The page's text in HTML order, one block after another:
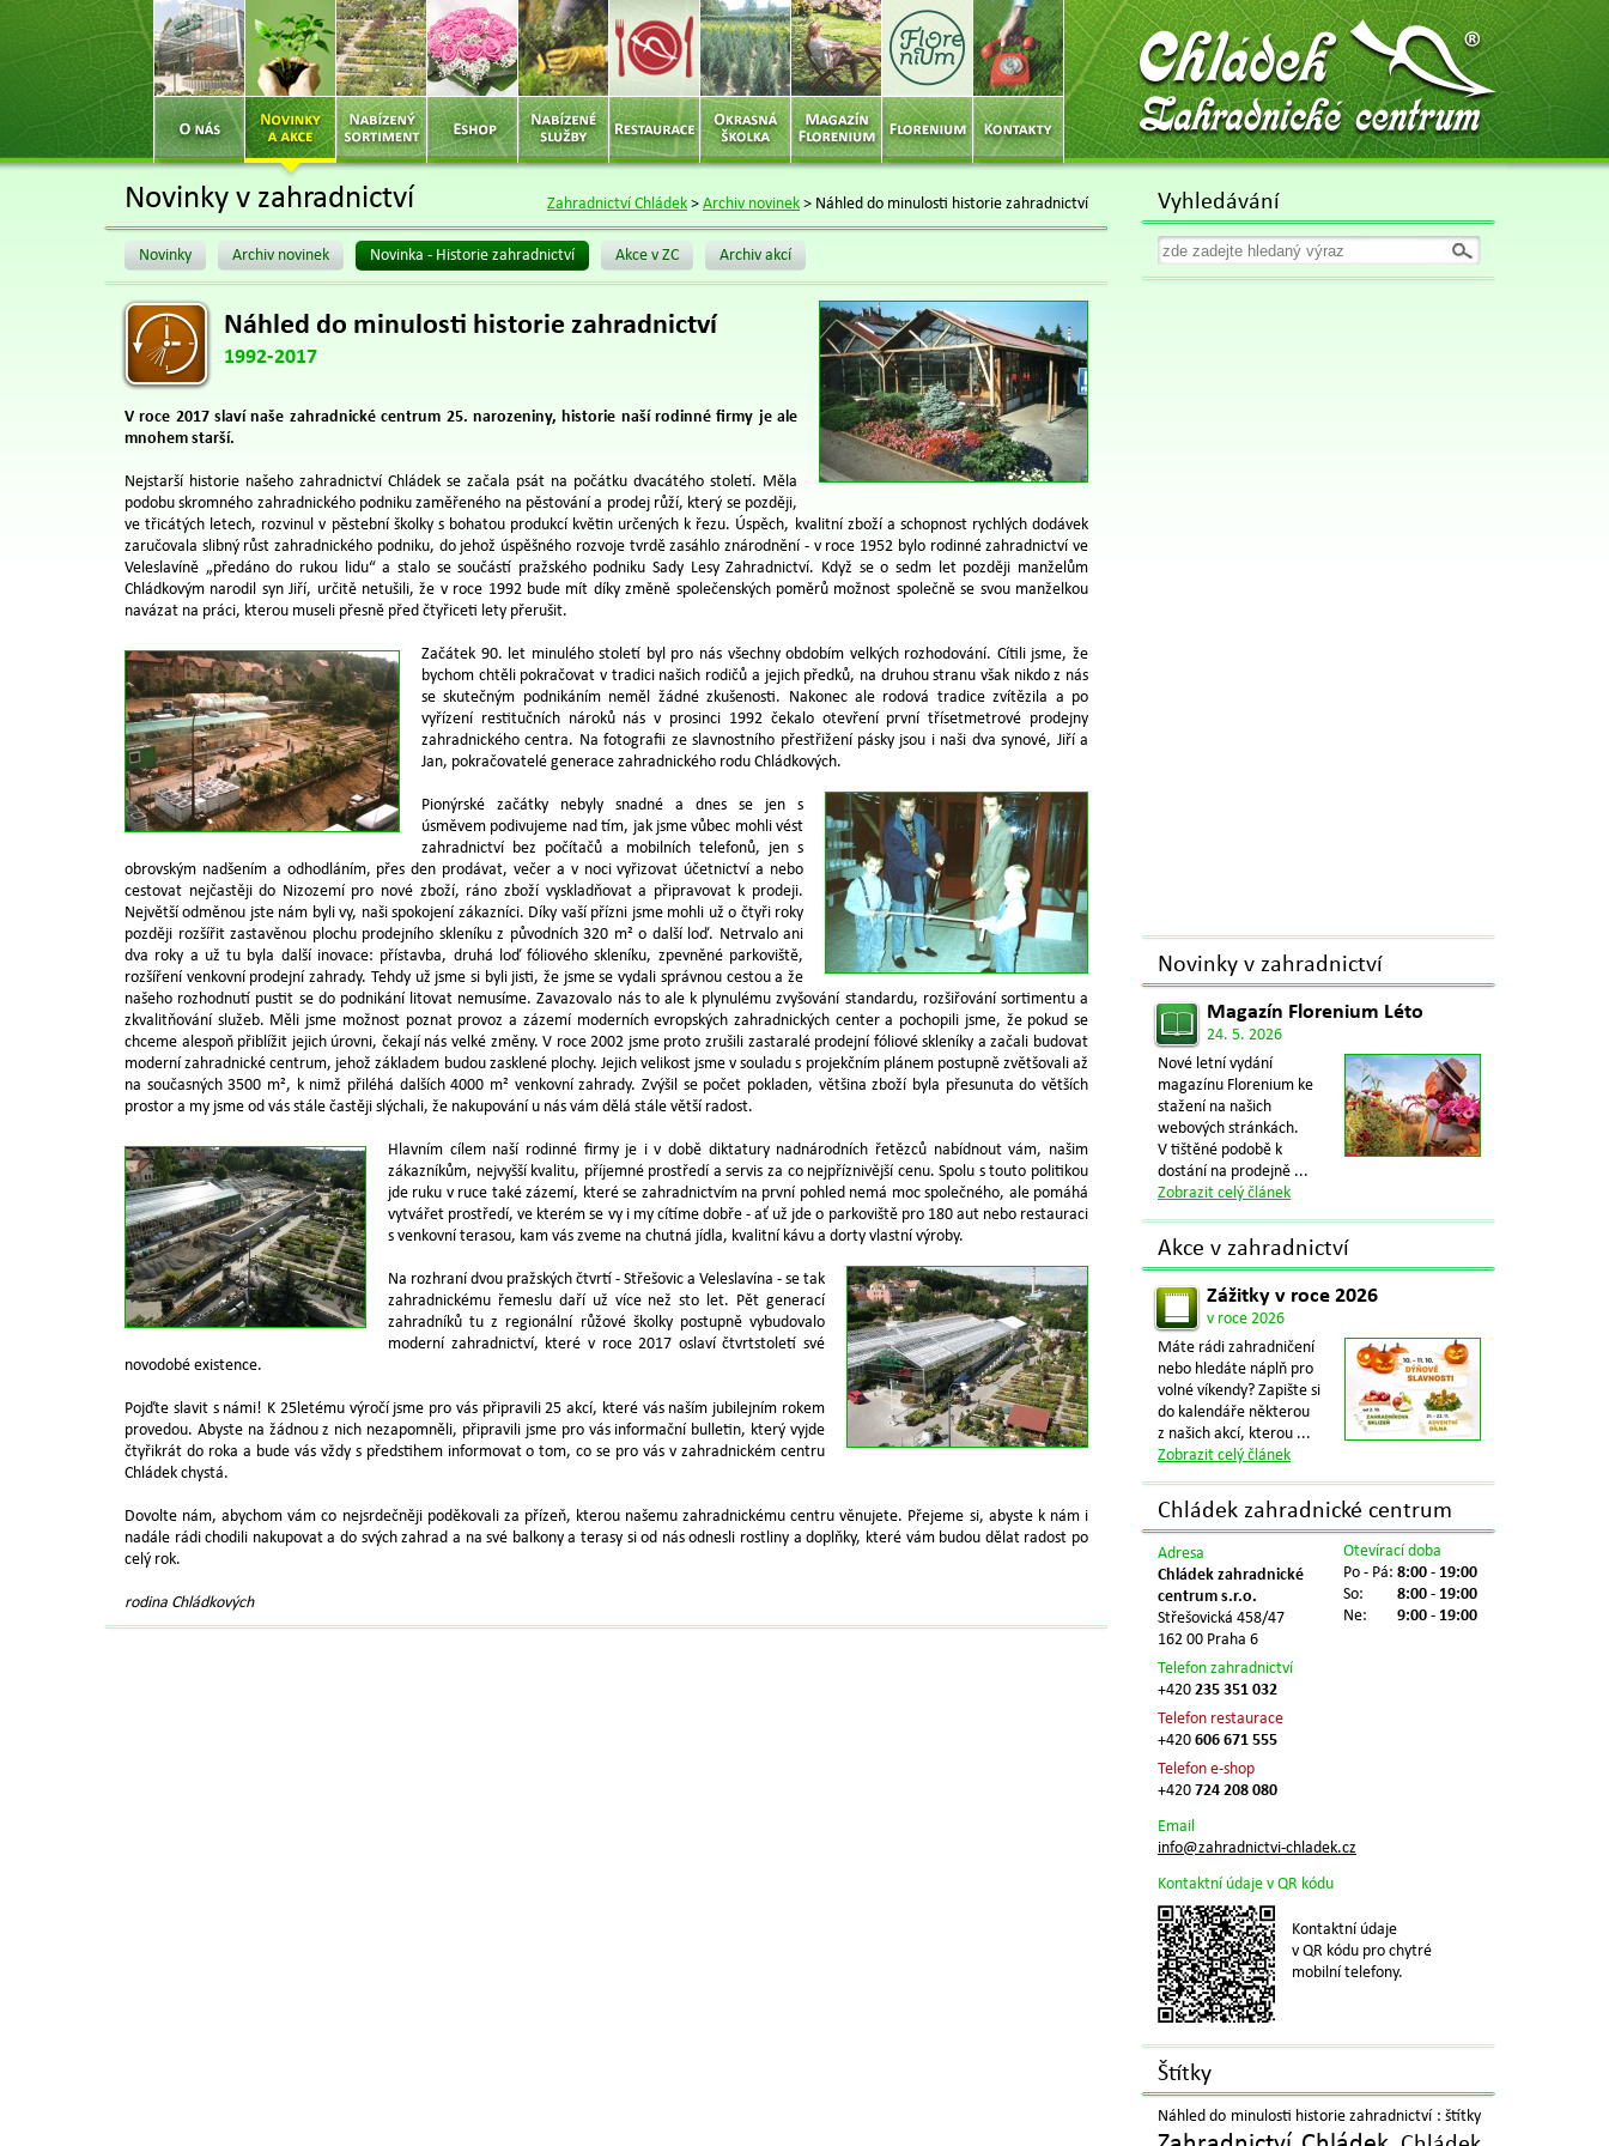
Chládek
Zahradnické centrum
Zahradnictví Chládek > Archiv novinek > Náhled do minulosti historie zahradnictví
Novinky v zahradnictví
Novinky Archiv novinek Novinka - Historie zahradnictví Akce v ZC Archiv akcí
Náhled do minulosti historie zahradnictví
1992-2017
V roce 2017 slaví naše zahradnické centrum 25. narozeniny, historie naší rodinné firmy je ale
mnohem starší.
Nejstarší historie našeho zahradnictví Chládek se začala psát na počátku dvacátého století. Měla
podobu skromného zahradnického podniku zaměřeného na pěstování a prodej růží, který se později,
ve třicátých letech, rozvinul v pěstební školky s bohatou produkcí květin určených k řezu. Úspěch, kvalitní zboží a schopnost rychlých dodávek
zaručovala slibný růst zahradnického podniku, do jehož úspěšného rozvoje tvrdě zasáhlo znárodnění - v roce 1952 bylo rodinné zahradnictví ve
Veleslavíně „předáno do rukou lidu“ a stalo se součástí pražského podniku Sady Lesy Zahradnictví. Když se o sedm let později manželům
Chládkovým narodil syn Jiří, určitě netušili, že v roce 1992 bude mít díky změně společenských poměrů možnost společně se svou manželkou
navázat na práci, kterou museli přesně před čtyřiceti lety přerušit.
Začátek 90. let minulého století byl pro nás všechny obdobím velkých rozhodování. Cítili jsme, že
bychom chtěli pokračovat v tradici našich rodičů a jejich předků, na druhou stranu však nikdo z nás
se skutečným podnikáním neměl žádné zkušenosti. Nakonec ale rodová tradice zvítězila a po
vyřízení restitučních nároků nás v prosinci 1992 čekalo otevření první třísetmetrové prodejny
zahradnického centra. Na fotografii ze slavnostního přestřižení pásky jsou i naši dva synové, Jiří a
Jan, pokračovatelé generace zahradnického rodu Chládkových.
Pionýrské začátky nebyly snadné a dnes se jen s
úsměvem podivujeme nad tím, jak jsme vůbec mohli vést
zahradnictví bez počítačů a mobilních telefonů, jen s
obrovským nadšením a odhodláním, přes den prodávat, večer a v noci vyřizovat účetnictví a nebo
cestovat nejčastěji do Nizozemí pro nové zboží, ráno zboží vyskladňovat a připravovat k prodeji.
Největší odměnou jste nám byli vy, naši spokojení zákazníci. Díky vaší přízni jsme mohli už o čtyři roky
později rozšířit zastavěnou plochu prodejního skleníku z původních 320 m² o další loď. Netrvalo ani
dva roky a už tu byla další inovace: přístavba, druhá loď fóliového skleníku, zpevněné parkoviště,
rozšíření venkovní prodejní zahrady. Tehdy už jsme si byli jisti, že jsme se vydali správnou cestou a že
našeho rozhodnutí pustit se do podnikání litovat nemusíme. Zavazovalo nás to ale k plynulému zvyšování standardu, rozšiřování sortimentu a
zkvalitňování služeb. Měli jsme možnost poznat provoz a zázemí moderních evropských zahradnických center a pochopili jsme, že pokud se
chceme alespoň přiblížit jejich úrovni, čekají nás velké změny. V roce 2002 jsme proto zrušili zastaralé prodejní fóliové skleníky a začali budovat
moderní zahradnické centrum, jehož základem budou zasklené plochy. Jejich velikost jsme v souladu s projekčním plánem postupně zvětšovali až
na současných 3500 m², k nimž přiléhá dalších 4000 m² venkovní zahrady. Zvýšil se počet pokladen, většina zboží byla přesunuta do větších
prostor a my jsme od vás stále častěji slýchali, že nakupování u nás vám dělá stále větší radost.
Hlavním cílem naší rodinné firmy je i v době diktatury nadnárodních řetězců nabídnout vám, našim
zákazníkům, nejvyšší kvalitu, příjemné prostředí a servis za co nejpříznivější cenu. Spolu s touto politikou
jde ruku v ruce také zázemí, které se zahradnictvím na první pohled nemá moc společného, ale pomáhá
vytvářet prostředí, ve kterém se vy i my cítíme dobře - ať už jde o parkoviště pro 180 aut nebo restauraci
s venkovní terasou, kam vás zveme na chutná jídla, kvalitní kávu a dorty vlastní výroby.
Na rozhraní dvou pražských čtvrtí - Střešovic a Veleslavína - se tak
zahradnickému řemeslu daří už více než sto let. Pět generací
zahradníků tu z regionální růžové školky postupně vybudovalo
moderní zahradnictví, které v roce 2017 oslaví čtvrtstoletí své
novodobé existence.
Pojďte slavit s námi! K 25letému výročí jsme pro vás připravili 25 akcí, které vás naším jubilejním rokem
provedou. Abyste na žádnou z nich nezapomněli, připravili jsme pro vás informační bulletin, který vyjde
čtyřikrát do roka a bude vás vždy s předstihem informovat o tom, co se pro vás v zahradnickém centru
Chládek chystá.
Dovolte nám, abychom vám co nejsrdečněji poděkovali za přízeň, kterou našemu zahradnickému centru věnujete. Přejeme si, abyste k nám i
nadále rádi chodili nakupovat a do svých zahrad a na své balkony a terasy si od nás odnesli rostliny a doplňky, které vám budou dělat radost po
celý rok.
rodina Chládkových
Vyhledávání
Novinky v zahradnictví
Magazín Florenium Léto
24. 5. 2026
Nové letní vydání
magazínu Florenium ke
stažení na našich
webových stránkách.
V tištěné podobě k
dostání na prodejně ...
Zobrazit celý článek
Akce v zahradnictví
Zážitky v roce 2026
v roce 2026
Máte rádi zahradničení
nebo hledáte náplň pro
volné víkendy? Zapište si
do kalendáře některou
z našich akcí, kterou ...
Zobrazit celý článek
Chládek zahradnické centrum
Adresa
Chládek zahradnické
centrum s.r.o.
Střešovická 458/47
162 00 Praha 6
Telefon zahradnictví
+420 235 351 032
Telefon restaurace
+420 606 671 555
Telefon e-shop
+420 724 208 080
Otevírací doba
Po - Pá: 8:00 - 19:00
So:
8:00 - 19:00
Ne:
9:00 - 19:00
Email
info@zahradnictvi-chladek.cz
Kontaktní údaje v QR kódu
Kontaktní údaje
v QR kódu pro chytré
mobilní telefony.
Štítky
Náhled do minulosti historie zahradnictví : štítky